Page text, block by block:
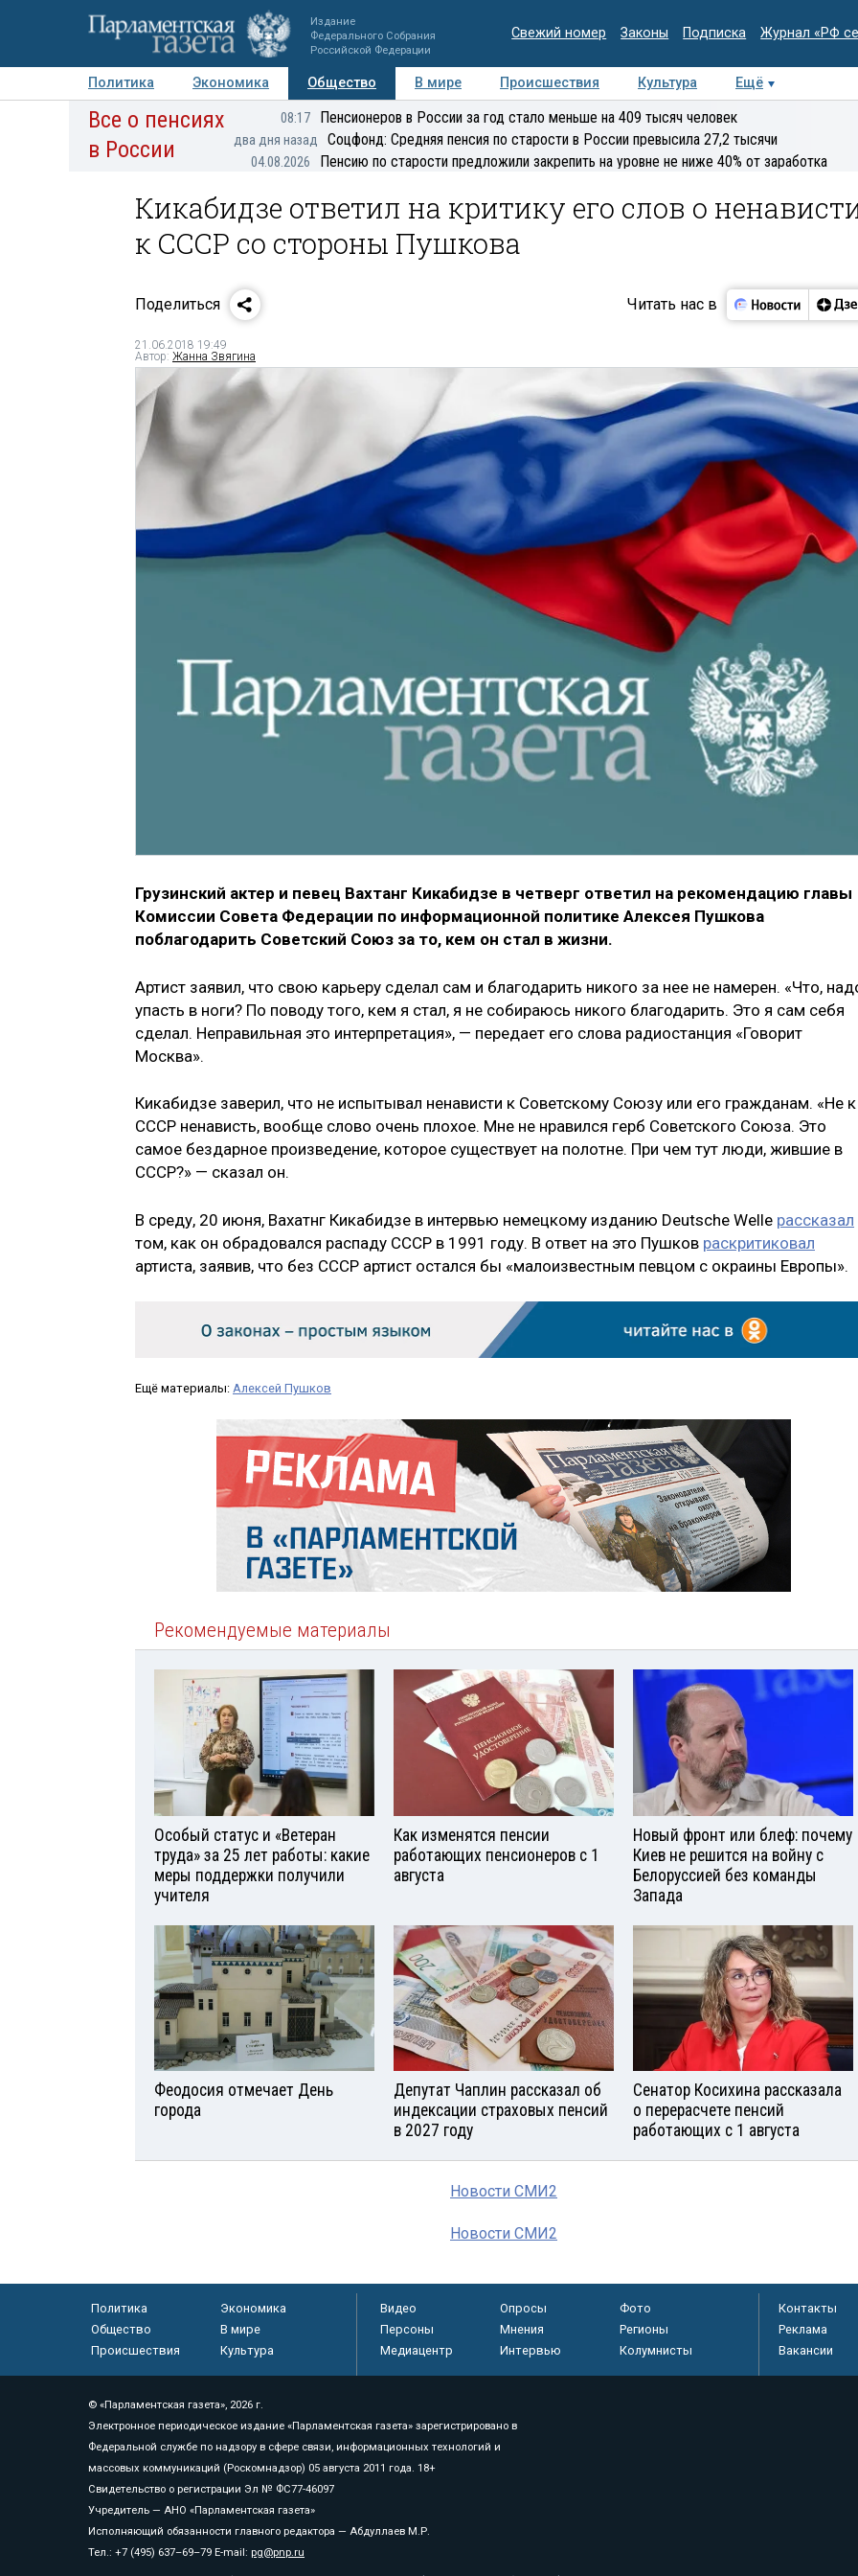
Издание
Федерального Собрания
Российской Федерации
Свежий номер Законы Подписка Журнал «РФ
Политика Экономика Общество В мире Происшествия Культура
Ещё
Авторы Персоны Мнения Регионы Медиацентр Интервью Колумнисты
Все о пенсиях
в России
08:17 Пенсионеров в России за год стало меньше на 409 тысяч человек
два дня назад Соцфонд: Средняя пенсия по старости в России превысила 27,2 тысячи
04.08.2026 Пенсию по старости предложили закрепить на уровне не ниже 40% от заработка
Кикабидзе ответил на критику его слов о
к СССР со стороны Пушкова
Поделиться Читать нас в
21.06.2018 19:49
Автор: Жанна Звягина
Грузинский актер и певец Вахтанг Кикабидзе в четверг ответил на рекомендацию главы
Комиссии Совета Федерации по информационной политике Алексея Пушкова
поблагодарить Советский Союз за то, кем он стал в жизни.
Артист заявил, что свою карьеру сделал сам и благодарить никого за нее не намерен. «Что,
упасть в ноги? По поводу того, кем я стал, я не собираюсь никого благодарить. Это я сам себя
сделал. Неправильная это интерпретация», — передает его слова радиостанция «Говорит
Москва».
Кикабидзе заверил, что не испытывал ненависти к Советскому Союзу или его гражданам. «Не к
СССР ненависть, вообще слово очень плохое. Мне не нравился герб Советского Союза. Это
самое бездарное произведение, которое существует на полотне. При чем тут люди, жившие в
СССР?» — сказал он.
В среду, 20 июня, Вахатнг Кикабидзе в интервью немецкому изданию Deutsche Welle рассказал
том, как он обрадовался распаду СССР в 1991 году. В ответ на это Пушков раскритиковал
артиста, заявив, что без СССР артист остался бы «малоизвестным певцом с окраины Европы».
Ещё материалы: Алексей Пушков
Рекомендуемые материалы
Особый статус и «Ветеран
труда» за 25 лет работы: какие
меры поддержки получили
учителя
Как изменятся пенсии
работающих пенсионеров с 1
августа
Новый фронт или блеф: почему
Киев не решится на войну с
Белоруссией без команды
Запада
Феодосия отмечает День
города
Депутат Чаплин рассказал об
индексации страховых пенсий
в 2027 году
Сенатор Косихина рассказала
о перерасчете пенсий
работающих с 1 августа
Новости СМИ2
Новости СМИ2
Политика
Экономика
Общество
В мире
Происшествия
Культура
Видео Опросы
Фото
Персоны
Мнения
Регионы
Медиацентр
Интервью Колумнисты
Контакты
Реклама
Вакансии
© «Парламентская газета», 2026 г.
Электронное периодическое издание «Парламентская газета» зарегистрировано в
Федеральной службе по надзору в сфере связи, информационных технологий и
массовых коммуникаций (Роскомнадзор) 05 августа 2011 года. 18+
Свидетельство о регистрации Эл № ФС77-46097
Учредитель — АНО «Парламентская газета»
Исполняющий обязанности главного редактора — Абдуллаев М.Р.
Тел.: +7 (495) 637–69–79 E-mail: pg@pnp.ru